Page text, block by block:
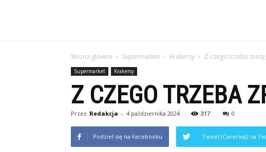
Strona główna Supermarket Krakersy Z czego trzeba
Supermarket Krakersy
Z CZEGO TRZEBA
Przez Redakcja - 4 października 2024 317 0
Podziel się na Facebooku Tweet (Ćwierkaj) na